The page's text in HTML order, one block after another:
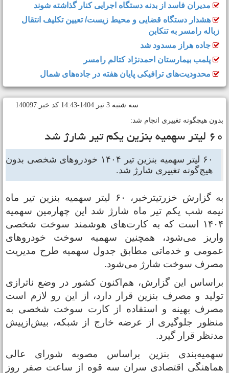
مدیران فاسد از بدنه دستگاه اجرایی کنار گذاشته شوند
هشدار دستگاه قضایی و محیط زیست/ تعیین تکلیف انتقال
زباله رامسر به تنکابن
جاده هراز مسدود شد
پلمب بیمارستان احمدنژاد کتالم رامسر
محدودیت‌های ترافیکی پایان هفته در جاده‌های شمال
سه شنبه 3 تير 1404-14:43 کد خبر:140097
هیچگونه تغییری انجام شد:
بنزین یکم تیر شارژ شد
۶۰ لیتر سهمیه بنزین تیر ۱۴۰۴ خودروهای شخصی بدون
هیچ‌گونه تغییری شارژ شد.
به گزارش خزرتیترخبر، ۶۰ لیتر سهمیه بنزین تیر ماه
شب یکم تیر ماه شارژ شد این چهارمین سهمیه
۱۴۰۴ است که به کارت‌های هوشمند سوخت شخصی
می‌شود، همچنین سهمیه سوخت خودروهای
و خدماتی مطابق جدول سهمیه طرح مدیریت
سوخت شارژ می‌شود.
این گزارش، هم‌اکنون کشور در وضع ناترازی
و مصرف بنزین قرار دارد، از این رو لازم است
بهینه و استفاده از کارت سوخت شخصی به‌
جلوگیری از عرضه خارج از شبکه، بیش‌ازپیش
قرار گیرد.
بنزین براساس مصوبه شورای عالی
اقتصادی سران سه قوه از ساعت صفر روز